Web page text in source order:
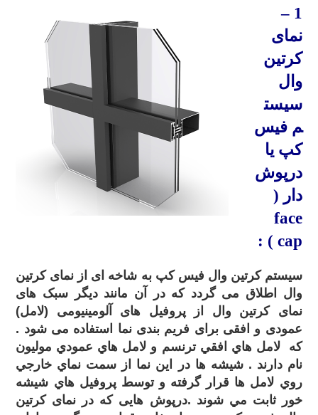
1 –
نمای
کرتین
وال
سیست
مفیس
کپیا
درپوش
دار (
face
cap )
:
سیستم کرتین وال فیس کپ به شاخه ای از نمای کرتین
وال اطلاق می گردد که در آن مانند دیگر سبک های
نمای کرتین وال از پروفیل های آلومینیومی (لامل)
عمودی و افقی برای فریم بندی نما استفاده می شود .
که لامل هاي افقي ترنسم و لامل هاي عمودي موليون
نام دارند . شيشه ها در اين نما از سمت نماي خارجي
روي لامل ها قرار گرفته و توسط پروفيل هاي شيشه
خور ثابت مي شوند .درپوش هایی که در نمای کرتین